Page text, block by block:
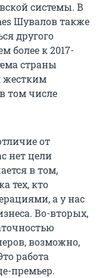
системы. В
Шувалов также
другого
более к 2017-
страны
жестким
том числе
от
нет цели
в том,
тех, кто
а у нас
Во-вторых,
возможно,
работа
премьер.